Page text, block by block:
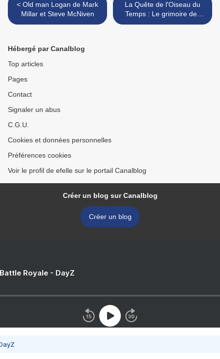
< Old man Logan de Mark
Millar et Steve McNiven
La Quête de l'Oiseau du
Temps : Le grimoire des
dieux de Le Tendre, Loisel
Hébergé par Canalblog
Top articles
Pages
Contact
Signaler un abus
C.G.U.
Cookies et données personnelles
Préférences cookies
Voir le profil de efelle sur le portail Canalblog
Créer un blog sur Canalblog
Créer un blog
Royale - DayZ